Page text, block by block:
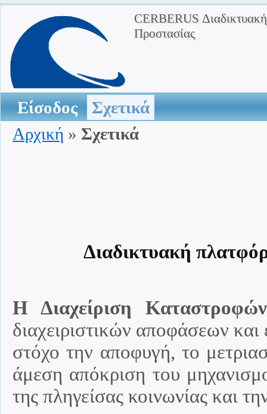
CERBERUS
Προστασίας
Είσοδος
Σχετικά
Αρχική » Σχετικά
Διαδικτυακή
Η Διαχείριση
διαχειριστικών αποφάσεων
στόχο την αποφυγή, το
άμεση απόκριση του
της πληγείσας κοινωνίας και